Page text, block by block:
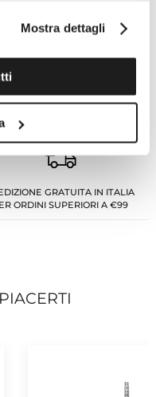
Mostra dettagli
TECNICA UFFICIALE
GRATUITA IN ITALIA
ORDINI SUPERIORI A €99